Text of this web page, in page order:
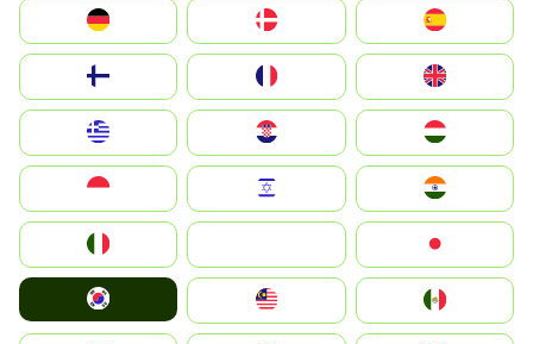
Deutschland
United Kingdom
Magyarország
South Korea